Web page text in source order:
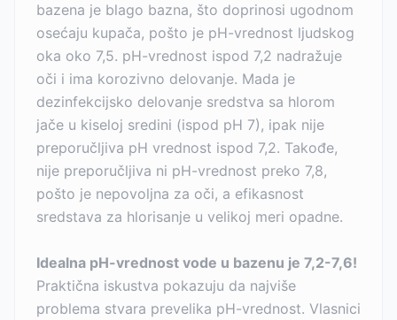
bazena je blago bazna, što doprinosi ugodnom
osećaju kupača, pošto je pH-vrednost ljudskog
oka oko 7,5. pH-vrednost ispod 7,2 nadražuje
oči i ima korozivno delovanje. Mada je
dezinfekcijsko delovanje sredstva sa hlorom
jače u kiseloj sredini (ispod pH 7), ipak nije
preporučljiva pH vrednost ispod 7,2. Takođe,
nije preporučljiva ni pH-vrednost preko 7,8,
pošto je nepovoljna za oči, a efikasnost
sredstava za hlorisanje u velikoj meri opadne.
Idealna pH-vrednost vode u bazenu je 7,2-7,6!
Praktična iskustva pokazuju da najviše
problema stvara prevelika pH-vrednost. Vlasnici